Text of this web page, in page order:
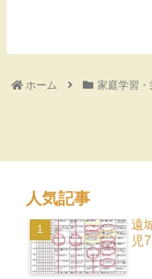
ホーム 家庭学習
人気記事
遠
児